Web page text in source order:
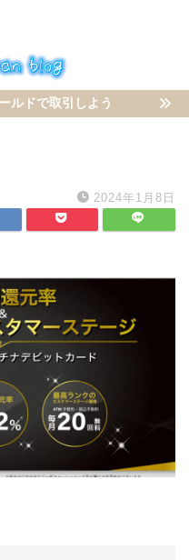
ルドで取引しよう
2024年1月8日